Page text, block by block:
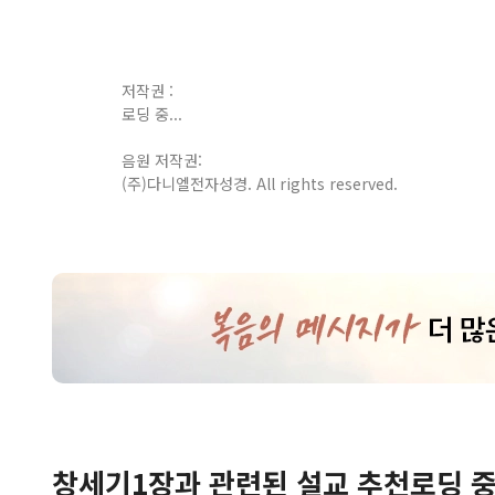
저작권 :
로딩 중...
음원 저작권:
(주)다니엘전자성경. All rights reserved.
창세기1장과 관련된 설교 추천로딩